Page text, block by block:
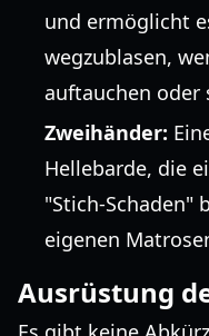
und ermöglicht
wegzublasen,
auftauchen oder
Zweihänder:
Hellebarde, die
"Stich-Schaden"
eigenen
Ausrüstung